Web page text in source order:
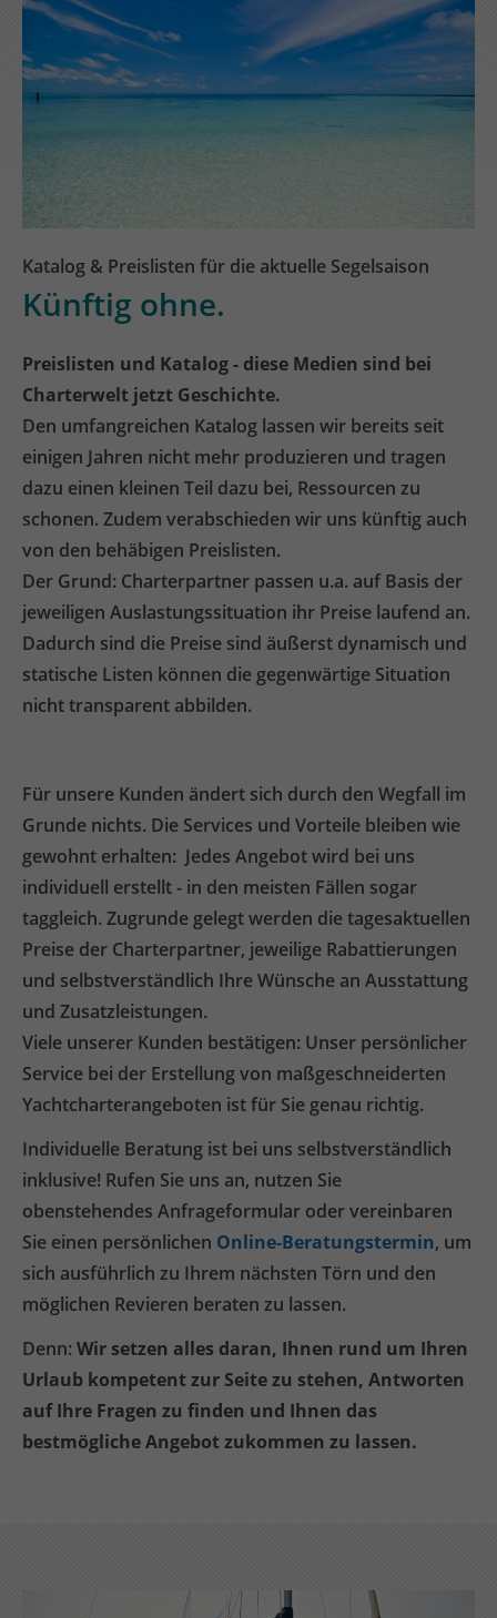
Katalog & Preislisten für die aktuelle Segelsaison
Künftig ohne.
Preislisten und Katalog - diese Medien sind bei
Charterwelt jetzt Geschichte.
Den umfangreichen Katalog lassen wir bereits seit
einigen Jahren nicht mehr produzieren und tragen
dazu einen kleinen Teil dazu bei, Ressourcen zu
schonen. Zudem verabschieden wir uns künftig auch
von den behäbigen Preislisten.
Der Grund: Charterpartner passen u.a. auf Basis der
jeweiligen Auslastungssituation ihr Preise laufend an.
Dadurch sind die Preise sind äußerst dynamisch und
statische Listen können die gegenwärtige Situation
nicht transparent abbilden.
Für unsere Kunden ändert sich durch den Wegfall im
Grunde nichts. Die Services und Vorteile bleiben wie
gewohnt erhalten: Jedes Angebot wird bei uns
individuell erstellt - in den meisten Fällen sogar
taggleich. Zugrunde gelegt werden die tagesaktuellen
Preise der Charterpartner, jeweilige Rabattierungen
und selbstverständlich Ihre Wünsche an Ausstattung
und Zusatzleistungen.
Viele unserer Kunden bestätigen: Unser persönlicher
Service bei der Erstellung von maßgeschneiderten
Yachtcharterangeboten ist für Sie genau richtig.
Individuelle Beratung ist bei uns selbstverständlich
inklusive! Rufen Sie uns an, nutzen Sie
obenstehendes Anfrageformular oder vereinbaren
Sie einen persönlichen Online-Beratungstermin, um
sich ausführlich zu Ihrem nächsten Törn und den
möglichen Revieren beraten zu lassen.
Denn: Wir setzen alles daran, Ihnen rund um Ihren
Urlaub kompetent zur Seite zu stehen, Antworten
auf Ihre Fragen zu finden und Ihnen das
bestmögliche Angebot zukommen zu lassen.